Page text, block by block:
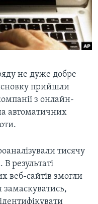
не дуже добре
прийшли
з онлайн-
автоматичних
тисячу
результаті
веб-сайтів змогли
замаскуватись,